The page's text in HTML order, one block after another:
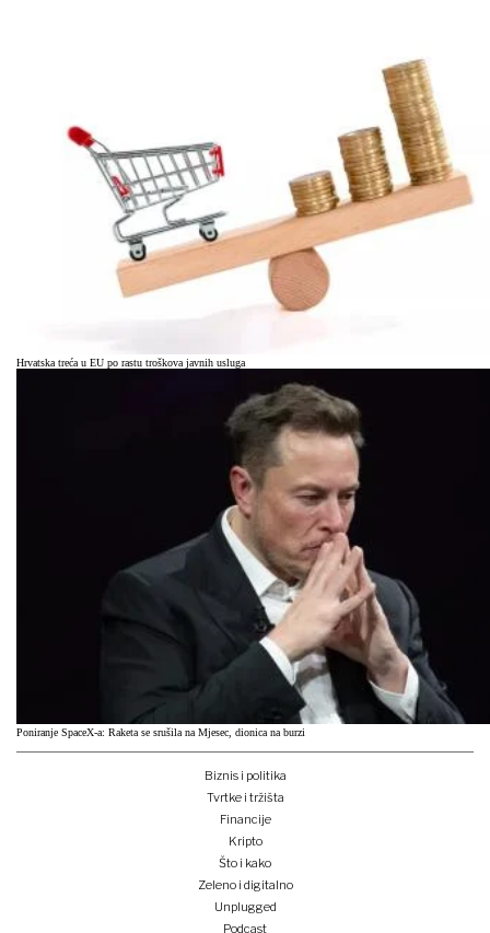
Hrvatska treća u EU po rastu troškova javnih usluga
Poniranje SpaceX-a: Raketa se srušila na Mjesec, dionica na burzi
Biznis i politika
Tvrtke i tržišta
Financije
Kripto
Što i kako
Zeleno i digitalno
Unplugged
Podcast